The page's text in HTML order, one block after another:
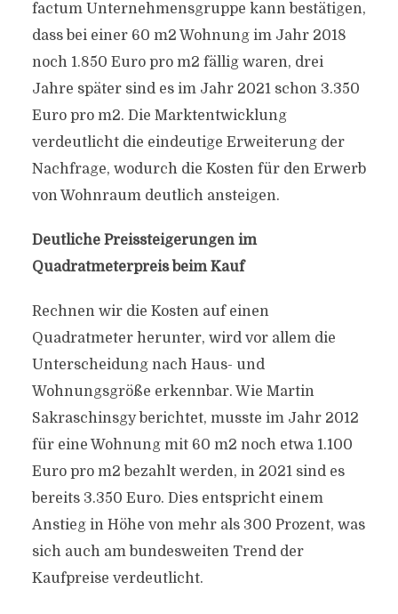
factum Unternehmensgruppe kann bestätigen,
dass bei einer 60 m2 Wohnung im Jahr 2018
noch 1.850 Euro pro m2 fällig waren, drei
Jahre später sind es im Jahr 2021 schon 3.350
Euro pro m2. Die Marktentwicklung
verdeutlicht die eindeutige Erweiterung der
Nachfrage, wodurch die Kosten für den Erwerb
von Wohnraum deutlich ansteigen.
Deutliche Preissteigerungen im
Quadratmeterpreis beim Kauf
Rechnen wir die Kosten auf einen
Quadratmeter herunter, wird vor allem die
Unterscheidung nach Haus- und
Wohnungsgröße erkennbar. Wie Martin
Sakraschinsgy berichtet, musste im Jahr 2012
für eine Wohnung mit 60 m2 noch etwa 1.100
Euro pro m2 bezahlt werden, in 2021 sind es
bereits 3.350 Euro. Dies entspricht einem
Anstieg in Höhe von mehr als 300 Prozent, was
sich auch am bundesweiten Trend der
Kaufpreise verdeutlicht.